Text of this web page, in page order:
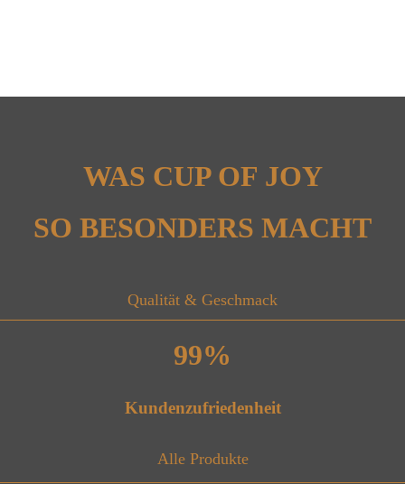
WAS CUP OF JOY
SO BESONDERS MACHT
Qualität & Geschmack
99%
Kundenzufriedenheit
Alle Produkte